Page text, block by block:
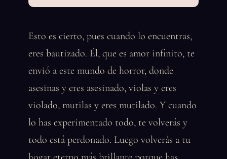
Esto es cierto, pues cuando lo encuentras,
eres bautizado. Él, que es amor infinito, te
envió a este mundo de horror, donde
asesinas y eres asesinado, violas y eres
violado, mutilas y eres mutilado. Y cuando
lo has experimentado todo, te volverás y
todo está perdonado. Luego volverás a tu